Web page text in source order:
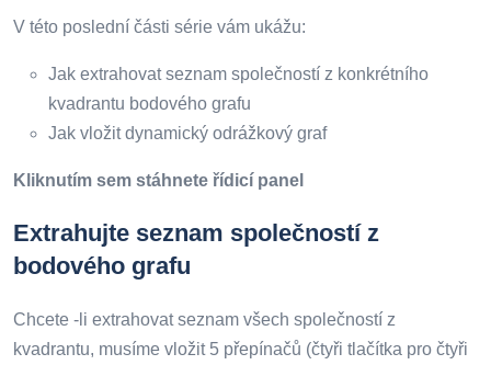
V této poslední části série vám ukážu:
Jak extrahovat seznam společností z konkrétního
kvadrantu bodového grafu
Jak vložit dynamický odrážkový graf
Kliknutím sem stáhnete řídicí panel
Extrahujte seznam společností z
bodového grafu
Chcete -li extrahovat seznam všech společností z
kvadrantu, musíme vložit 5 přepínačů (čtyři tlačítka pro čtyři